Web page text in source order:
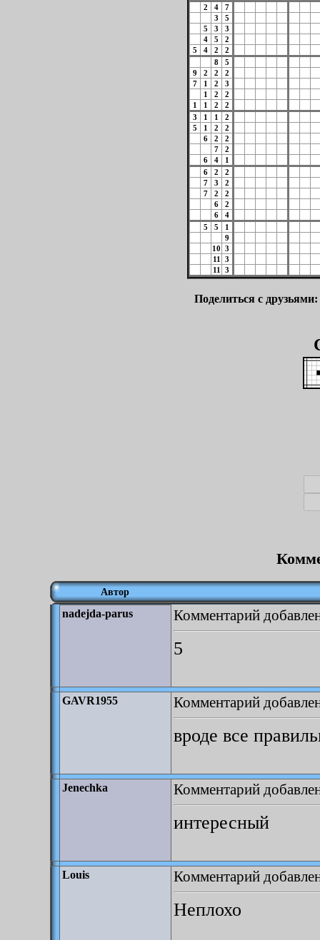
2
4
7
3
5
5
3
3
4
5
2
5
4 2
2
8
5
9
2 2
2
7
1 2
3
1
2
2
1
1 2
2
3
1 1
2
5
1 2
2
6
2
2
7
2
6
4
1
6
2
2
7
3
2
7
2
2
6
2
6
4
5
5
1
9
10 3
11
3
11
3
Поделиться с друзьями:
Автор
nadejda-parus Комментарий
5
GAVR1955 Комментарий
вроде все
Jenechka Комментарий
интересный
Louis Комментарий
Неплохо